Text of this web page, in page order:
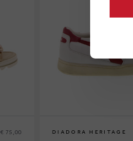
€ 75,00 DIADORA HERITAGE